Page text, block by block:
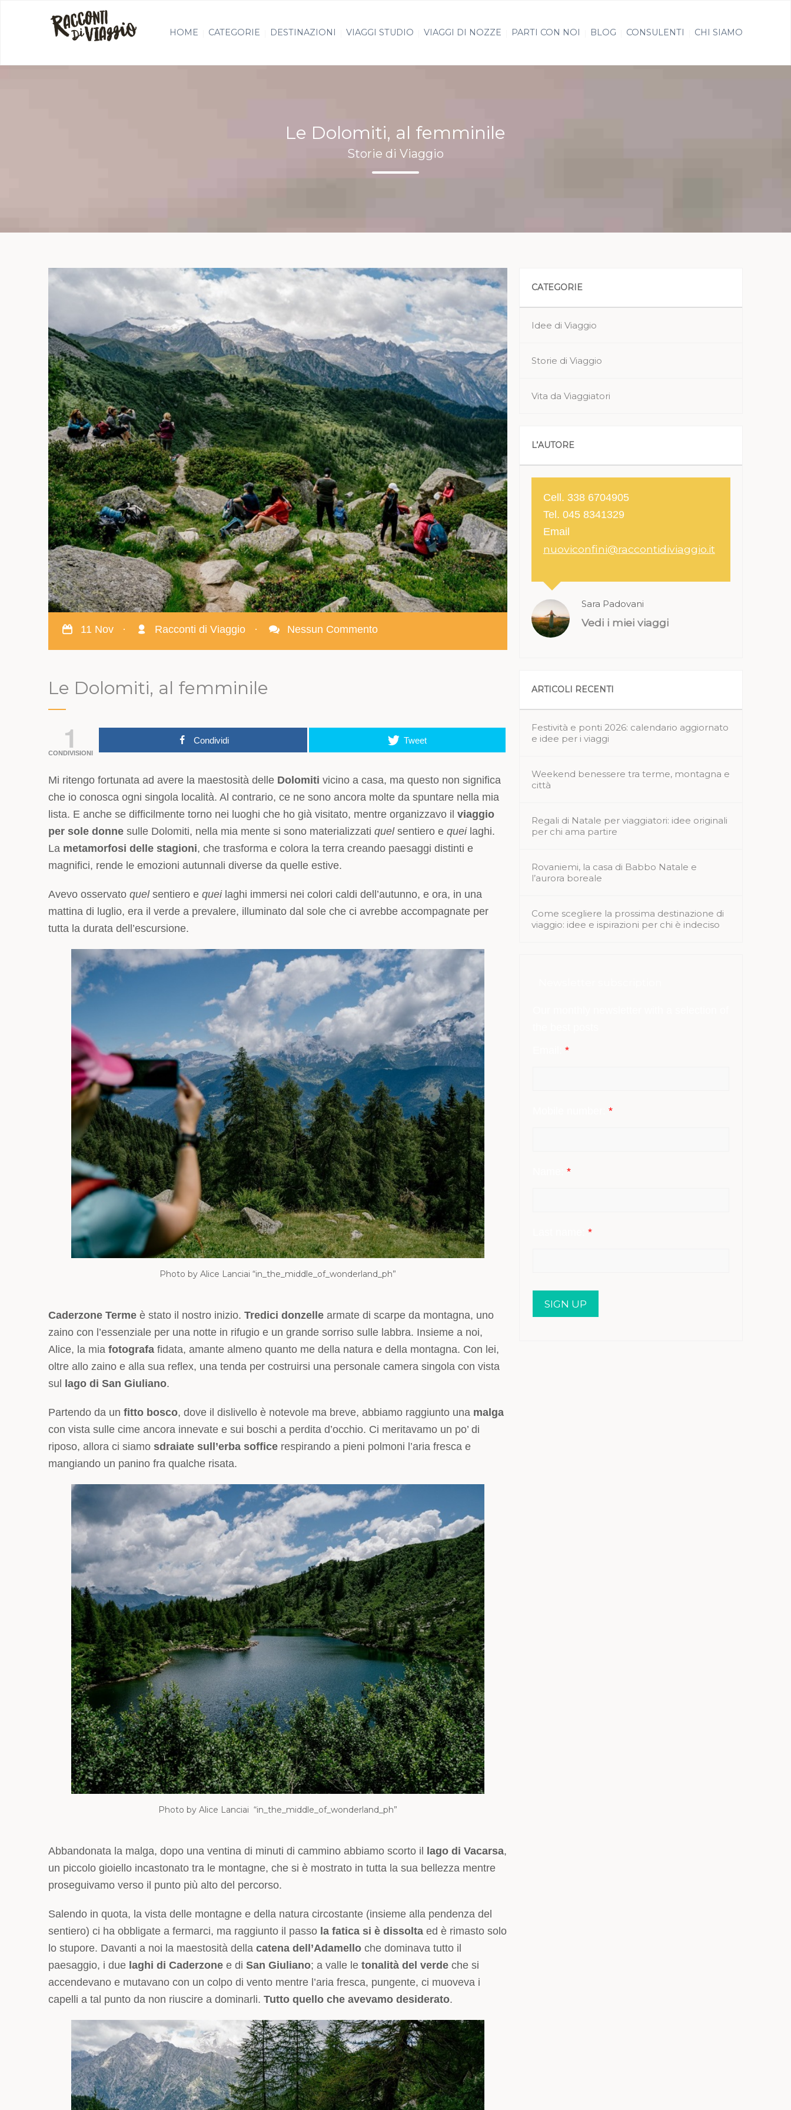
HOME CATEGORIE DESTINAZIONI VIAGGI STUDIO VIAGGI DI NOZZE PARTI CON NOI BLOG CONSULENTI CHI SIAMO
Le Dolomiti, al femminile
Storie di Viaggio
11 Nov · Racconti di Viaggio · Nessun Commento
Le Dolomiti, al femminile
1
CONDIVISIONI
Condividi Tweet
Mi ritengo fortunata ad avere la maestosità delle Dolomiti vicino a casa, ma questo non significa
che io conosca ogni singola località. Al contrario, ce ne sono ancora molte da spuntare nella mia
lista. E anche se difficilmente torno nei luoghi che ho già visitato, mentre organizzavo il viaggio
per sole donne sulle Dolomiti, nella mia mente si sono materializzati quelsentiero e queilaghi.
La metamorfosi delle stagioni, che trasforma e colora la terra creando paesaggi distinti e
magnifici, rende le emozioni autunnali diverse da quelle estive.
Avevo osservato quelsentiero e queilaghi immersi nei colori caldi dell’autunno, e ora, in una
mattina di luglio, era il verde a prevalere, illuminato dal sole che ci avrebbe accompagnate per
tutta la durata dell’escursione.
Photo by Alice Lanciai “in_the_middle_of_wonderland_ ph”
Caderzone Terme è stato il nostro inizio. Tredici donzelle armate di scarpe da montagna, uno
zaino con l’essenziale per una notte in rifugio e un grande sorriso sulle labbra. Insieme a noi,
Alice, la mia fotografa fidata, amante almeno quanto me della natura e della montagna. Con lei,
oltre allo zaino e alla sua reflex, una tenda per costruirsi una personale camera singola con vista
sul lago di San Giuliano.
Partendo da un fitto bosco, dove il dislivello è notevole ma breve, abbiamo raggiunto una malga
con vista sulle cime ancora innevate e sui boschi a perdita d’occhio. Ci meritavamo un po’ di
riposo, allora ci siamo sdraiate sull’erba soffice respirando a pieni polmoni l’aria fresca e
mangiando un panino fra qualche risata.
Photo by Alice Lanciai “in_the_middle_of_wonderland_ ph”
Abbandonata la malga, dopo una ventina di minuti di cammino abbiamo scorto il lago di Vacarsa,
un piccolo gioiello incastonato tra le montagne, che si è mostrato in tutta la sua bellezza mentre
proseguivamo verso il punto più alto del percorso.
Salendo in quota, la vista delle montagne e della natura circostante (insieme alla pendenza del
sentiero) ci ha obbligate a fermarci, ma raggiunto il passo la fatica si è dissolta ed è rimasto solo
lo stupore. Davanti a noi la maestosità della catena dell’Adamello che dominava tutto il
paesaggio, i due laghi di Caderzone e di San Giuliano; a valle le tonalità del verde che si
accendevano e mutavano con un colpo di vento mentre l’aria fresca, pungente, ci muoveva i
capelli a tal punto da non riuscire a dominarli. Tutto quello che avevamo desiderato.
CATEGORIE
Idee di Viaggio
Storie di Viaggio
Vita da Viaggiatori
L’AUTORE
Cell. 338 6704905
Tel. 045 8341329
Email
nuoviconfini@raccontidiviaggio.it
Sara Padovani
Vedi i miei viaggi
ARTICOLI RECENTI
Festività e ponti 2026: calendario aggiornato
e idee per i viaggi
Weekend benessere tra terme, montagna e
città
Regali di Natale per viaggiatori: idee originali
per chi ama partire
Rovaniemi, la casa di Babbo Natale e
l’aurora boreale
Come scegliere la prossima destinazione di
viaggio: idee e ispirazioni per chi è indeciso
*
*
*
*